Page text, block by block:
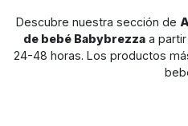
Descubre nuestra sección de
de bebé Babybrezzaa partir
24-48 horas. Los productos